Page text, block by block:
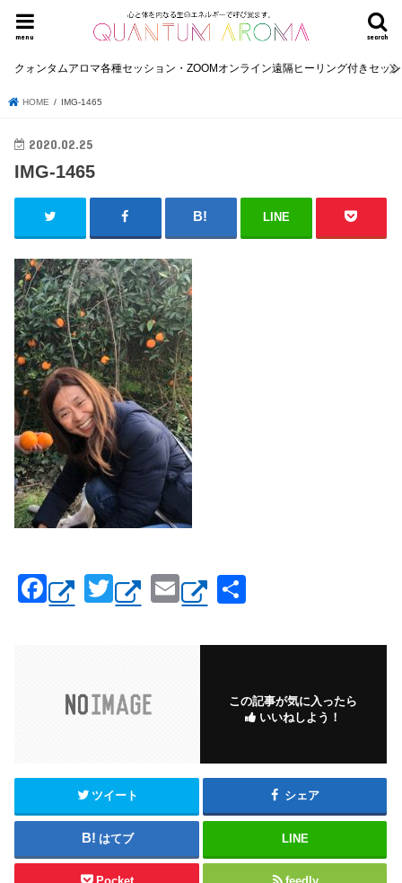
search
menu
クォンタムアロマ各種セッション・ZOOMオンライン遠隔ヒーリング付きセッ
HOME IMG-1465
2020.02.25
IMG-1465
LINE
F
a
T
wi
E
m
ail
この記事が気に入ったら
いいねしよう！
ツイート シェア
はてブ LINE